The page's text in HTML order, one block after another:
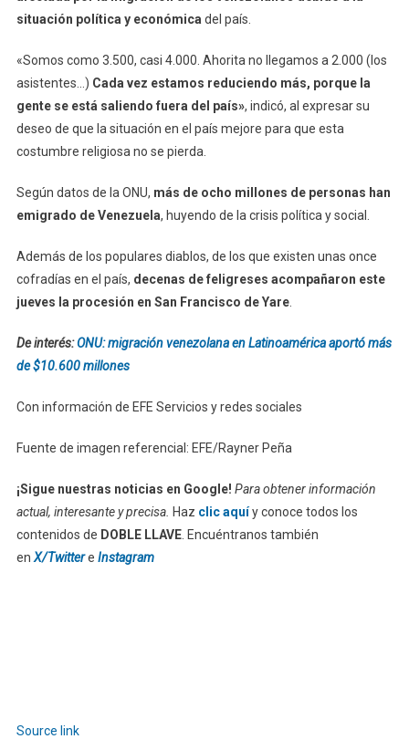
situación política y económica del país.
«Somos como 3.500, casi 4.000. Ahorita no llegamos a 2.000 (los
asistentes…) Cada vez estamos reduciendo más, porque la
gente se está saliendo fuera del país», indicó, al expresar su
deseo de que la situación en el país mejore para que esta
costumbre religiosa no se pierda.
Según datos de la ONU, más de ocho millones de personas han
emigrado de Venezuela, huyendo de la crisis política y social.
Además de los populares diablos, de los que existen unas once
cofradías en el país, decenas de feligreses acompañaron este
jueves la procesión en San Francisco de Yare.
De interés:ONU: migración venezolana en Latinoamérica aportó más
de $10.600 millones
Con información de EFE Servicios y redes sociales
Fuente de imagen referencial: EFE/Rayner Peña
¡Sigue nuestras noticias en Google! Para obtener información
actual, interesante y precisa. Haz clic aquíy conoce todos los
contenidos de DOBLE LLAVE. Encuéntranos también
en X/Twittere Instagram
Source link